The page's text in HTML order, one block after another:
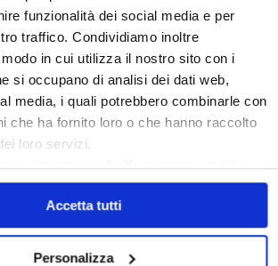
funzionalità dei social media e per
traffico. Condividiamo inoltre
in cui utilizza il nostro sito con i
si occupano di analisi dei dati web,
media, i quali potrebbero combinarle con
che ha fornito loro o che hanno raccolto
loro servizi.
cliccando sullaXverranno accettati
Accetta tutti
Personalizza
Oggi – Pagina Confedilizia
– Luglio 2026